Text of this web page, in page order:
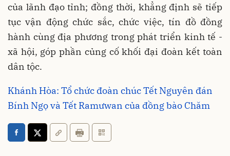
của lãnh đạo tỉnh; đồng thời, khẳng định sẽ tiếp
tục vận động chức sắc, chức việc, tín đồ đồng
hành cùng địa phương trong phát triển kinh tế -
xã hội, góp phần củng cố khối đại đoàn kết toàn
dân tộc.
Khánh Hòa: Tổ chức đoàn chúc Tết Nguyên đán
Bính Ngọ và Tết Ramưwan của đồng bào Chăm